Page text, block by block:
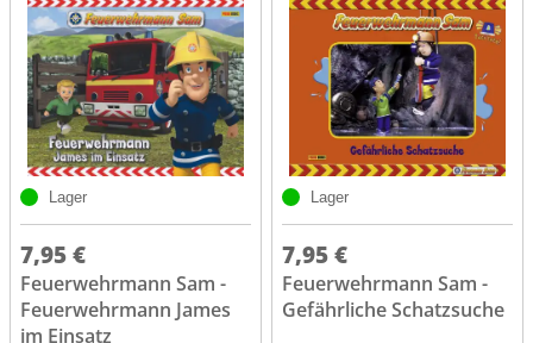
Lager
7,95 €
Feuerwehrmann Sam -
Feuerwehrmann James
im Einsatz
Lager
7,95 €
Feuerwehrmann Sam -
Gefährliche Schatzsuche